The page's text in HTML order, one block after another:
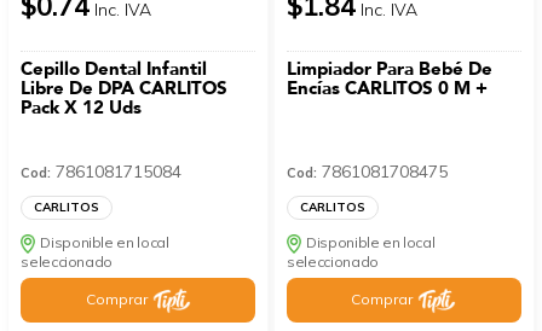
Inc. IVA
Cepillo Dental Infantil
Libre De DPA CARLITOS
Pack X 12 Uds
Cod: 7861081715084
CARLITOS
Disponible en local
seleccionado
Comprar
Inc. IVA
Limpiador Para Bebé De
Encías CARLITOS 0 M +
Cod: 7861081708475
CARLITOS
Disponible en local
seleccionado
Comprar